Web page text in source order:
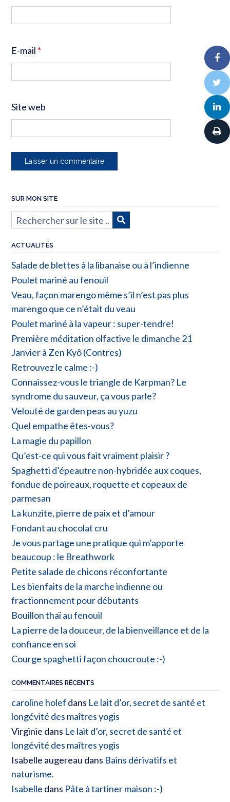
E-mail *
Site web
SUR MON SITE
ACTUALITÉS
Salade de blettes à la libanaise ou à l’indienne
Poulet mariné au fenouil
Veau, façon marengo même s’il n’est pas plus
marengo que ce n’était du veau
Poulet mariné à la vapeur : super-tendre!
Première méditation olfactive le dimanche 21
Janvier à Zen Kyô (Contres)
Retrouvez le calme :-)
Connaissez-vous le triangle de Karpman? Le
syndrome du sauveur, ça vous parle?
Velouté de garden peas au yuzu
Quel empathe êtes-vous?
La magie du papillon
Qu’est-ce qui vous fait vraiment plaisir ?
Spaghetti d’épeautre non-hybridée aux coques,
fondue de poireaux, roquette et copeaux de
parmesan
La kunzite, pierre de paix et d’amour
Fondant au chocolat cru
Je vous partage une pratique qui m’apporte
beaucoup : le Breathwork
Petite salade de chicons réconfortante
Les bienfaits de la marche indienne ou
fractionnement pour débutants
Bouillon thaï au fenouil
La pierre de la douceur, de la bienveillance et de la
confiance en soi
Courge spaghetti façon choucroute :-)
COMMENTAIRES RÉCENTS
caroline holef dans Le lait d’or, secret de santé et
longévité des maîtres yogis
Virginie dans Le lait d’or, secret de santé et
longévité des maîtres yogis
Isabelle augereau dans Bains dérivatifs et
naturisme.
Isabelle dans Pâte à tartiner maison :-)